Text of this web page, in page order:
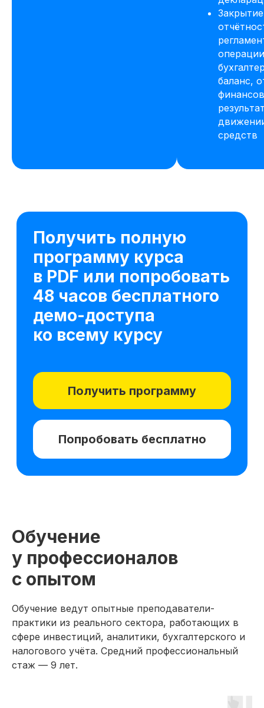
баланс,
средств
Обучение
у профессионалов
с опытом
Обучение ведут опытные преподаватели-
практики из реального сектора, работающих в
сфере инвестиций, аналитики, бухгалтерского и
налогового учёта. Средний профессиональный
стаж — 9 лет.